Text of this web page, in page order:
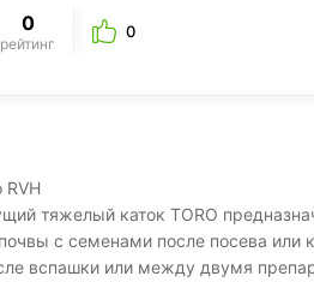
0
рейтинг
0
RVH
тяжелый каток TORO
с семенами после посева
вспашки или между двумя